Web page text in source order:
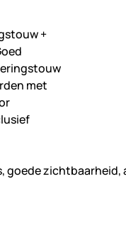
goede zichtbaarheid,